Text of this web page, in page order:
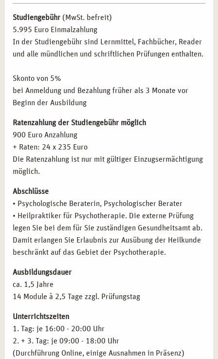
psychotherapeutische Methoden in ihre Arbeit
integrieren möchten.
Pädagogische Fachkräfte:
ihren Umgang mit psychischen Belastungen
professionalisieren wollen.
gründen möchten.
Quereinsteiger:Interessierte, die einen neuen
beruflichen Schwerpunkt im Gesundheitswesen suchen.
BERUFLICHE PERSPEKTIVEN NACH DER
AUSBILDUNG IN ESSEN
Nach Abschluss Ihrer Ausbildung stehen Ihnen in Essen
vielfältige Karrieremöglichkeiten offen. Nutzen Sie Ihre
Eigene Praxis: Flexibilität und Vielfalt durch
selbstbestimmtes Arbeiten in der psychologischen
Beratung.
Angestelltenverhältnisse:Mitarbeit in Therapiezentren,
sozialen Einrichtungen oder Rehabilitationskliniken.
und Seminaren zur mentalen Gesundheit.
Spezialisierung:
Kinder- und Jugendtherapie oder Verhaltenstherapie.
Lehrtätigkeit:Ausbildung angehender Heilpraktiker
und Weitergabe Ihres Wissens.
QUALIFIKATIONEN NACH IHRER AUSBILDUNG
Therapierichtungen und Modelle
Psychoanalyse (Freud)
Analytische Psychologie (Jung)
Individualpsychologie (Adler)
Gesprächstherapie (Rogers)
Systemische Therapie
Gestalttherapie (Perls)
Transaktionsanalyse (Berne)
Körpertherapeutische Verfahren
Kreativtherapeutische Verfahren
Kinder- und Jugendtherapie
Psychopathologie: Psychische Störungen
Psychischer und psychopathologischer Befund
Organisch bedingte Störungen
Substanzinduzierte Störungen
Schizophrenien
Aﬀektive Störungen
Neurotische Störungen
Persönlichkeitsstörungen
Intelligenzminderung
Entwicklungsstörungen
Störungen in Kindheit und Jugend
Prüfungstraining für die amtsärztliche Überprüfung
Gesetzeskunde
Therapieanträge
Studiengebühr (MwSt. befreit)
5.995 Euro Einmalzahlung
In der Studiengebühr sind Lernmittel, Fachbücher, Reader
und alle mündlichen und schriftlichen Prüfungen enthalten.
Skonto von 5%
bei Anmeldung und Bezahlung früher als 3 Monate vor
Beginn der Ausbildung
Ratenzahlung der Studiengebühr möglich
900 Euro Anzahlung
+ Raten: 24 x 235 Euro
Die Ratenzahlung ist nur mit gültiger Einzugsermächtigung
möglich.
Abschlüsse
• Psychologische Beraterin, Psychologischer Berater
• Heilpraktiker für Psychotherapie. Die externe Prüfung
legen Sie bei dem für Sie zuständigen Gesundheitsamt ab.
Damit erlangen Sie Erlaubnis zur Ausübung der Heilkunde
beschränkt auf das Gebiet der Psychotherapie.
Ausbildungsdauer
ca. 1,5 Jahre
14 Module à 2,5 Tage zzgl. Prüfungstag
Unterrichtszeiten
1. Tag: je 16:00 - 20:00 Uhr
2. + 3. Tag: je 09:00 - 18:00 Uhr
(Durchführung Online, einige Ausnahmen in Präsenz)